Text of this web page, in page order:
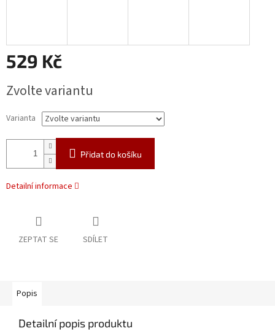
529 Kč
cena:
Zvolte variantu
Varianta
Přidat do košíku
Detailní informace
ZEPTAT SE SDÍLET
Popis
Detailní popis produktu